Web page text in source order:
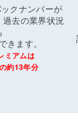
クナンバーが
去の業界状況
きます。
ミアムは
約13年分